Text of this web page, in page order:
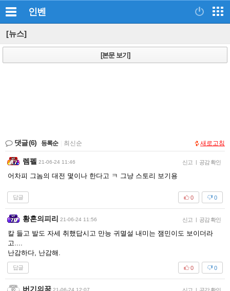
인벤
[뉴스]
[본문 보기]
댓글(6) 등록순 최신순 새로고침
렘펠 21-06-24 11:46 신고 | 공감 확인
어차피 그놈의 대전 몇이나 한다고 ㅋ 그냥 스토리 보기용
답글 0
0
황혼의피리 21-06-24 11:56 신고 | 공감 확인
칼 들고 발도 자세 취했답시고 만능 귀멸설 내미는 잼민이도 보이더라
고....
난감하다, 난감해.
답글 0
0
버기의꿈 21-06-24 12:07 |